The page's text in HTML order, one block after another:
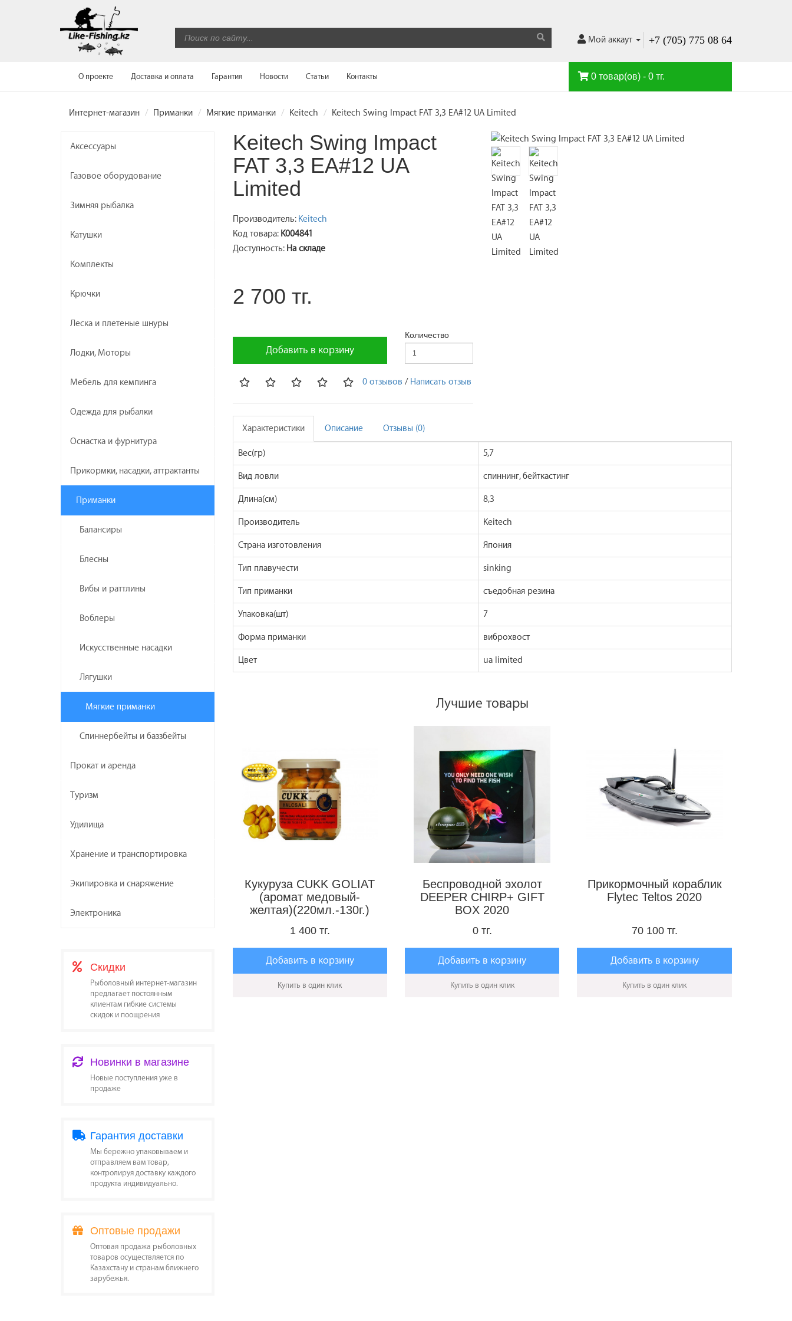
Мой аккаут +7 (705) 775 08 64
О проекте Доставка и оплата Гарантия Новости Статьи Контакты 0 товар(ов) - 0 тг.
Интернет-магазин Приманки Мягкие приманки Keitech Keitech Swing Impact FAT 3,3 EA#12 UA Limited
Аксессуары
Газовое оборудование
Зимняя рыбалка
Катушки
Комплекты
Крючки
Леска и плетеные шнуры
Лодки, Моторы
Мебель для кемпинга
Одежда для рыбалки
Оснастка и фурнитура
Прикормки, насадки, аттрактанты
Приманки
Балансиры
Блесны
Вибы и раттлины
Воблеры
Искусственные насадки
Лягушки
Мягкие приманки
Спиннербейты и баззбейты
Прокат и аренда
Туризм
Удилища
Хранение и транспортировка
Экипировка и снаряжение
Электроника
Скидки
Рыболовный интернет-магазин
предлагает постоянным
клиентам гибкие системы
скидок и поощрения
Новинки в магазине
Новые поступления уже в
продаже
Гарантия доставки
Мы бережно упаковываем и
отправляем вам товар,
контролируя доставку каждого
продукта индивидуально.
Оптовые продажи
Оптовая продажа рыболовных
товаров осуществляется по
Казахстану и странам ближнего
зарубежья.
Keitech Swing Impact
FAT 3,3 EA#12 UA
Limited
Производитель: Keitech
Код товара: K004841
Доступность: На складе
2 700 тг.
Добавить в корзину
Количество
0 отзывов / Написать отзыв
Характеристики Описание Отзывы (0)
Вес(гр) 5,7
Вид ловли спиннинг, бейткастинг
Длина(см) 8,3
Производитель Keitech
Страна изготовления Япония
Тип плавучести sinking
Тип приманки съедобная резина
Упаковка(шт) 7
Форма приманки виброхвост
Цвет ua limited
Лучшие товары
Кукуруза CUKK GOLIAT
(аромат медовый-
желтая)(220мл.-130г.)
1 400 тг.
Добавить в корзину
Купить в один клик
Беспроводной эхолот
DEEPER CHIRP+ GIFT
BOX 2020
0 тг.
Добавить в корзину
Купить в один клик
Прикормочный кораблик
Flytec Teltos 2020
70 100 тг.
Добавить в корзину
Купить в один клик